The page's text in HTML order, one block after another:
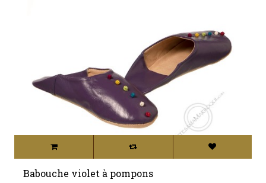
Babouche violet à pompons